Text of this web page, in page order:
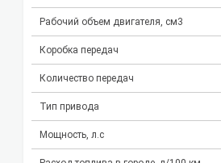
Рабочий объем двигателя, см3
Коробка передач
Количество передач
Тип привода
Мощность, л.с